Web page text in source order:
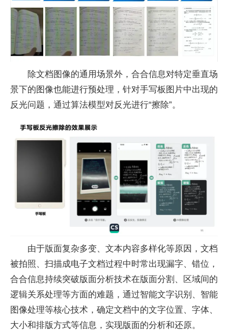
除文档图像的通用场景外，合合信息对特定垂直场
景下的图像也能进行预处理，针对手写板图片中出现的
反光问题，通过算法模型对反光进行“擦除”。
由于版面复杂多变、文本内容多样化等原因，文档
被拍照、扫描成电子文档过程中时常出现漏字、错位，
合合信息持续突破版面分析技术在版面分割、区域间的
逻辑关系处理等方面的难题，通过智能文字识别、智能
图像处理等核心技术，确定文档中的文字位置、字体、
大小和排版方式等信息，实现版面的分析和还原。